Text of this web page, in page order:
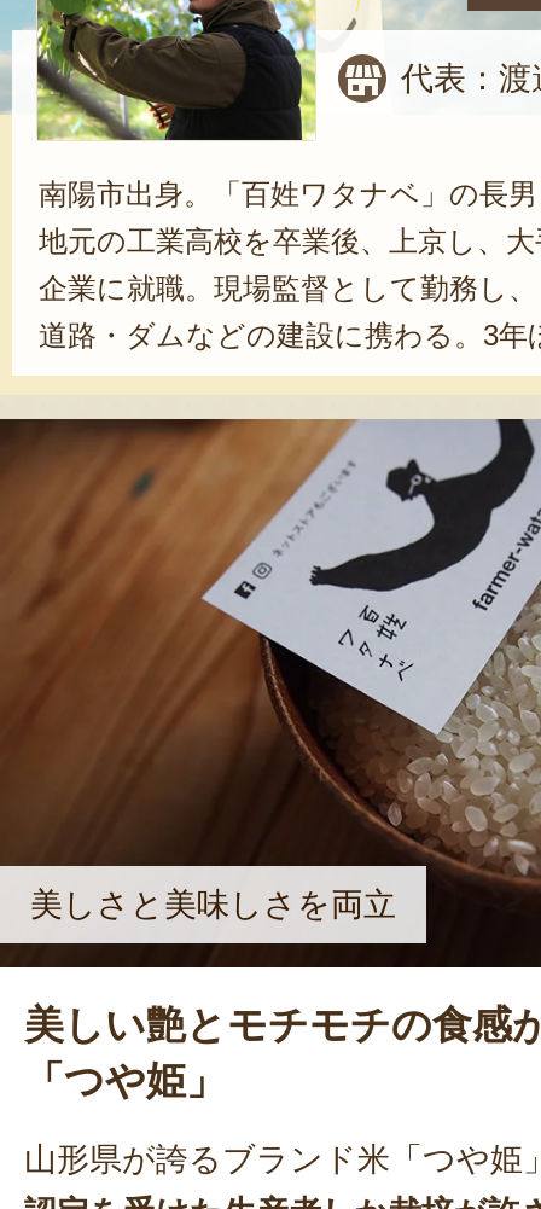
代表：渡
南陽市出身。「百姓ワタナベ」の長
地元の工業高校を卒業後、上京し、
企業に就職。現場監督として勤務し
道路・ダムなどの建設に携わる。3
Uターン。約20年間、家具職人とし
農した。幼いころから目にしてきた
い」というイメージがあったという
らには「農業ってかっこいい！」と
うに形を変えたいとの想いで取り組
相手の毎日は、苦労も多いが、外仕
何よりも、お客さんから「おいしか
われることがやりがいにつながると
は、農産物に加えて、洋服なども扱
所」を開くのが夢。知る人ぞ知る、
な、さくらんぼ農家を目指している
美しさと美味しさを両立
美しい艶とモチモチの食感
「つや姫」
山形県が誇るブランド米「つや姫